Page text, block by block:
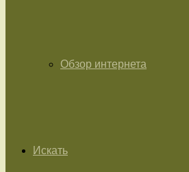
Обзор интернета
Искать